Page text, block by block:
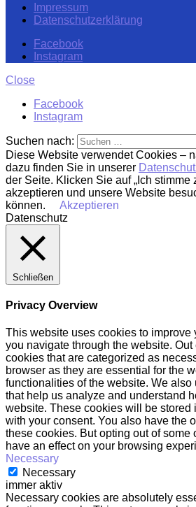
Impressum
Datenschutzerklärung
Facebook
Instagram
Close
Facebook
Instagram
Suchen nach:
Diese Website verwendet Cookies –
dazu finden Sie in unserer
der Seite. Klicken Sie auf „Ich stimme
akzeptieren und unsere Website
können.
Akzeptieren
Datenschutz
Schließen
Privacy Overview
This website uses cookies to improve
you navigate through the website.
cookies that are categorized as
browser as they are essential for the
functionalities of the website. We also
that help us analyze and understand
website. These cookies will be stored
with your consent. You also have the
these cookies. But opting out of some
have an effect on your browsing
Necessary
Necessary
immer aktiv
Necessary cookies are absolutely